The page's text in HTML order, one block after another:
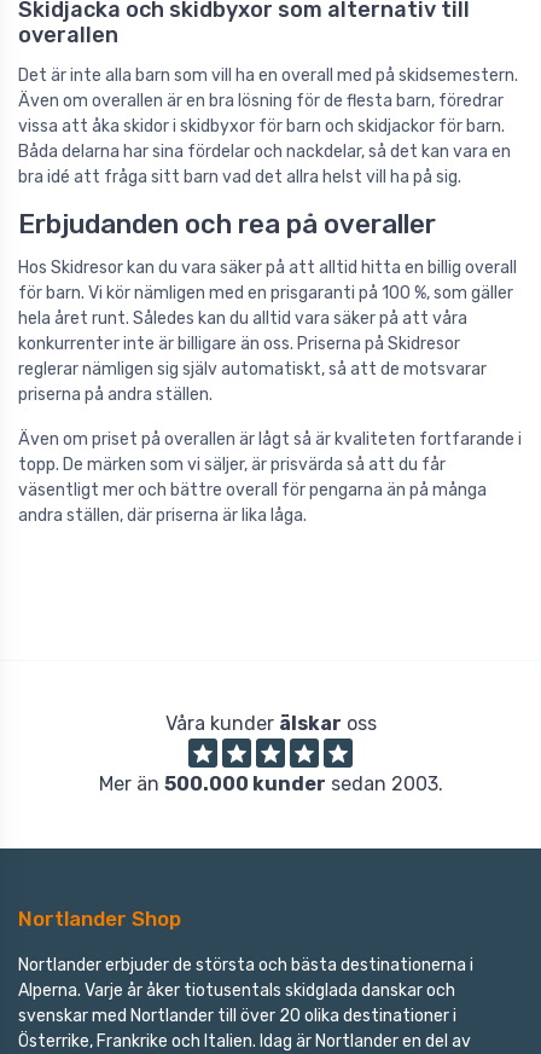
Skidjacka och skidbyxor som alternativ till
overallen
Det är inte alla barn som vill ha en overall med på skidsemestern.
Även om overallen är en bra lösning för de flesta barn, föredrar
vissa att åka skidor i skidbyxor för barn och skidjackor för barn.
Båda delarna har sina fördelar och nackdelar, så det kan vara en
bra idé att fråga sitt barn vad det allra helst vill ha på sig.
Erbjudanden och rea på overaller
Hos Skidresor kan du vara säker på att alltid hitta en billig overall
för barn. Vi kör nämligen med en prisgaranti på 100 %, som gäller
hela året runt. Således kan du alltid vara säker på att våra
konkurrenter inte är billigare än oss. Priserna på Skidresor
reglerar nämligen sig själv automatiskt, så att de motsvarar
priserna på andra ställen.
Även om priset på overallen är lågt så är kvaliteten fortfarande i
topp. De märken som vi säljer, är prisvärda så att du får
väsentligt mer och bättre overall för pengarna än på många
andra ställen, där priserna är lika låga.
Våra kunder älskar oss
Mer än 500.000 kunder sedan 2003.
Nortlander Shop
Nortlander erbjuder de största och bästa destinationerna i
Alperna. Varje år åker tiotusentals skidglada danskar och
svenskar med Nortlander till över 20 olika destinationer i
Österrike, Frankrike och Italien. Idag är Nortlander en del av